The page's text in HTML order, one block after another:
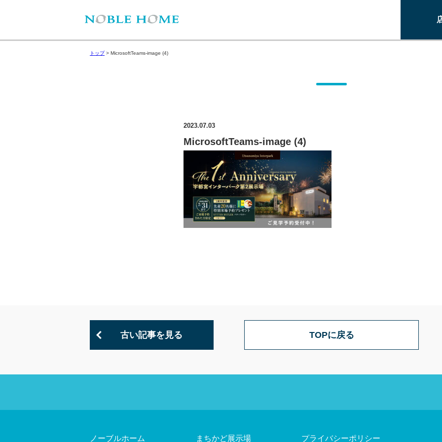
トップ> MicrosoftTeams-image (4)
2023.07.03
MicrosoftTeams-image (4)
古い記事を見る TOPに戻る
ノーブルホーム まちかど展示場 プライバシーポリシー